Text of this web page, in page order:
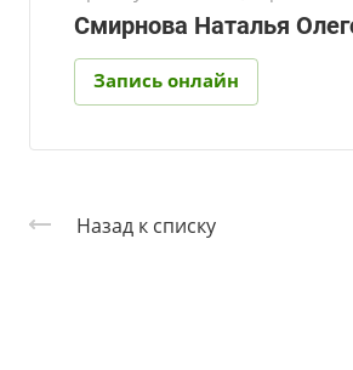
Смирнова Наталья
Запись онлайн
Назад к списку